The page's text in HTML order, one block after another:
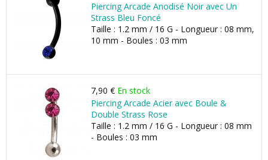
Piercing Arcade Anodisé Noir avec Un
Strass Bleu Foncé
Taille : 1.2 mm / 16 G - Longueur : 08 mm,
10 mm - Boules : 03 mm
7,90 € En stock
Piercing Arcade Acier avec Boule &
Double Strass Rose
Taille : 1.2 mm / 16 G - Longueur : 08 mm
- Boules : 03 mm